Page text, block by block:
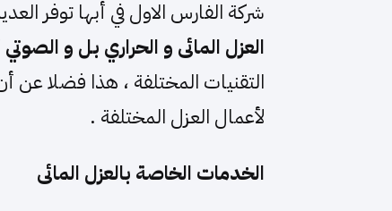
شركة الفارس الاول في أبها توفر
العزل المائى و الحراري بل و الصوتي
التقنيات المختلفة ، هذا فضلا عن
لأعمال العزل المختلفة .
الخدمات الخاصة بالعزل المائى